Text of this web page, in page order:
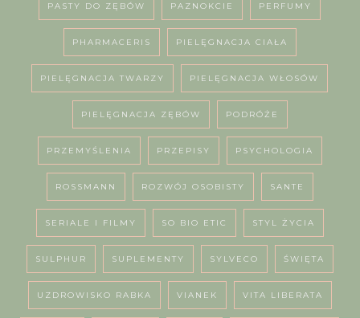
PASTY DO ZĘBÓW PAZNOKCIE PERFUMY
PHARMACERIS PIELĘGNACJA CIAŁA
PIELĘGNACJA TWARZY PIELĘGNACJA WŁOSÓW
PIELĘGNACJA ZĘBÓW PODRÓŻE
PRZEMYŚLENIA PRZEPISY PSYCHOLOGIA
ROSSMANN ROZWÓJ OSOBISTY SANTE
SERIALE I FILMY SO BIO ETIC STYL ŻYCIA
SULPHUR SUPLEMENTY SYLVECO ŚWIĘTA
UZDROWISKO RABKA VIANEK VITA LIBERATA